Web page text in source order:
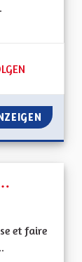
LES
et faire